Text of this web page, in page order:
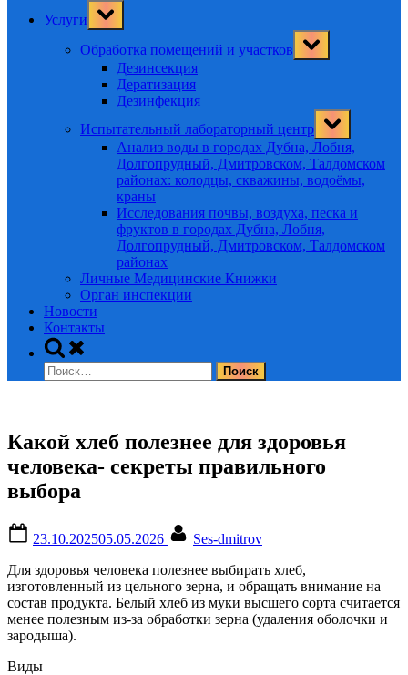
Услуги
Toggle
sub-
Обработка помещений и участков
Toggle
sub-
Дезинсекция
Дератизация
Дезинфекция
Испытательный лабораторный центр
Toggle
sub-
menu
Анализ воды в городах Дубна, Лобня,
Долгопрудный, Дмитровском, Талдомском
районах: колодцы, скважины, водоёмы,
краны
Исследования почвы, воздуха, песка и
фруктов в городах Дубна, Лобня,
Долгопрудный, Дмитровском, Талдомском
районах
Личные Медицинские Книжки
Орган инспекции
Новости
Контакты
Toggle
search
form
Найти:
Какой хлеб полезнее для здоровья
человека- секреты правильного
выбора
on
23.10.202505.05.2026
Ses-dmitrov
Для здоровья человека полезнее выбирать хлеб,
изготовленный из цельного зерна, и обращать внимание на
состав продукта. Белый хлеб из муки высшего сорта считается
менее полезным из-за обработки зерна (удаления оболочки и
зародыша).
Виды